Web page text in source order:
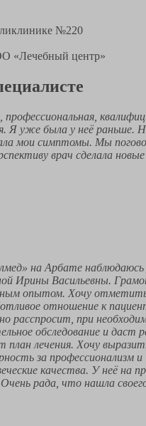
№220
«Лечебный центр»
Я уже была у неё раньше.
мои симптомы. Мы
врач сделала новые
на Арбате наблюдаюсь
Ирины Васильевны.
опытом. Хочу
отношение к
расспросит, при
обследование и даст
план лечения. Хочу
за профессионализм и
качества. У неё на
рада, что нашла